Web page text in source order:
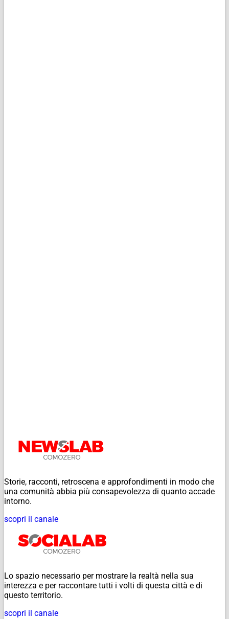
Storie, racconti, retroscena e approfondimenti in modo che
una comunità abbia più consapevolezza di quanto accade
intorno.
scopri il canale
Lo spazio necessario per mostrare la realtà nella sua
interezza e per raccontare tutti i volti di questa città e di
questo territorio.
scopri il canale